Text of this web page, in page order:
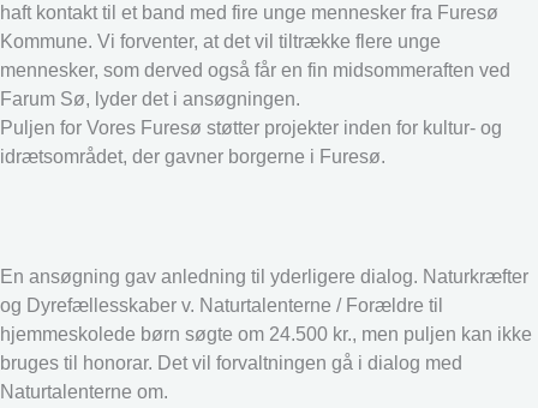
haft kontakt til et band med fire unge mennesker fra Furesø
Kommune. Vi forventer, at det vil tiltrække flere unge
mennesker, som derved også får en fin midsommeraften ved
Farum Sø, lyder det i ansøgningen.
Puljen for Vores Furesø støtter projekter inden for kultur- og
idrætsområdet, der gavner borgerne i Furesø.
En ansøgning gav anledning til yderligere dialog. Naturkræfter
og Dyrefællesskaber v. Naturtalenterne / Forældre til
hjemmeskolede børn søgte om 24.500 kr., men puljen kan ikke
bruges til honorar. Det vil forvaltningen gå i dialog med
Naturtalenterne om.